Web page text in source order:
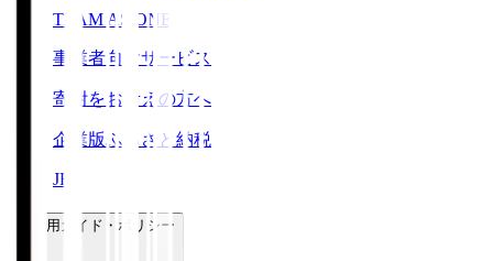
TEAM AS ONE
事業者向けサービス
寄附をお考えの方へ
企業版ふるさと納税
JFA
ご利用ガイド・ポリシー